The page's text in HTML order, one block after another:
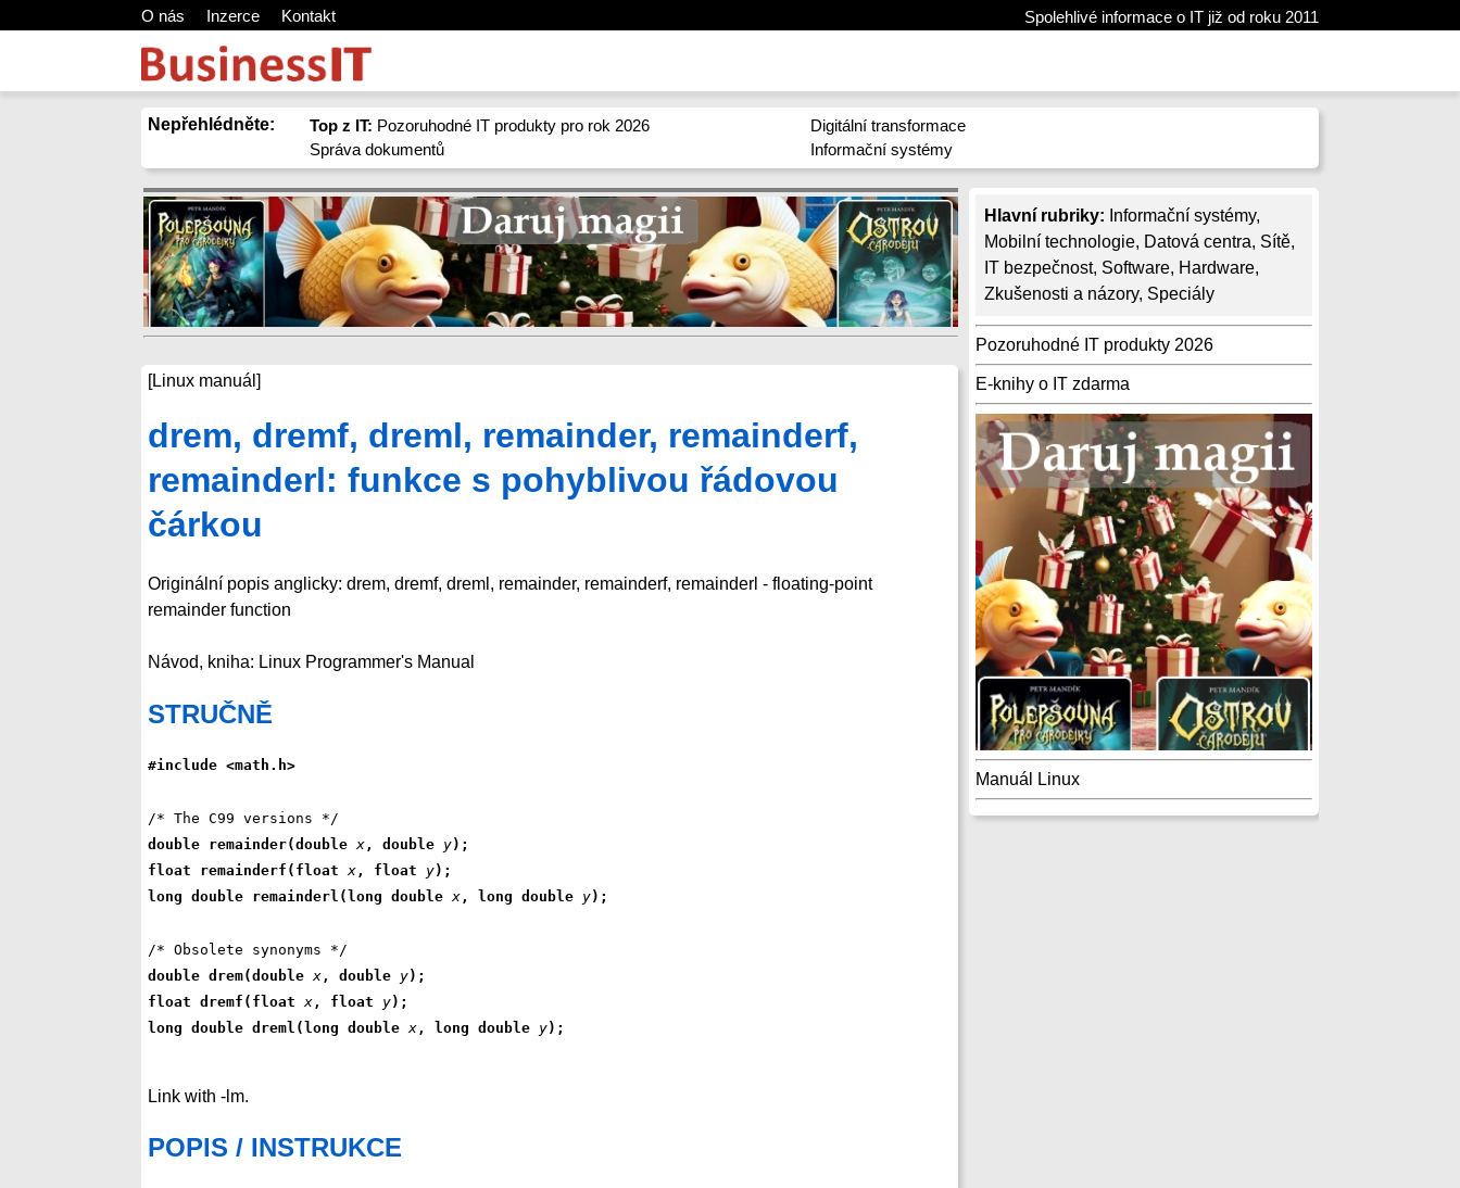
O nás Inzerce Kontakt Spolehlivé informace o IT již od roku 2011
Nepřehlédněte: Top z IT: Pozoruhodné IT produkty pro rok 2026
Správa dokumentů
Digitální transformace
Informační systémy
Hlavní rubriky: Informační systémy,
Mobilní technologie, Datová centra, Sítě,
IT bezpečnost, Software, Hardware,
Zkušenosti a názory, Speciály
Pozoruhodné IT produkty 2026
E-knihy o IT zdarma
Manuál Linux
[Linux manuál]
drem, dremf, dreml, remainder, remainderf,
remainderl: funkce s pohyblivou řádovou
čárkou
Originální popis anglicky: drem, dremf, dreml, remainder, remainderf, remainderl - floating-point
remainder function
Návod, kniha: Linux Programmer's Manual
STRUČNĚ
#include <math.h>
double remainder(double x , double y);
float remainderf(float x , float y);
long double remainderl(long double x , long double y);
double drem(double x, double y);
float dremf(float x, float y);
long double dreml(long double x, long double y);
Link with -lm.
POPIS / INSTRUKCE